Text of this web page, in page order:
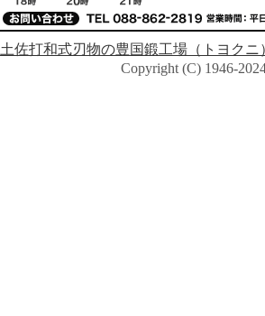
土佐打和式刃物の豊国鍛工場（トヨクニ
Copyright (C) 1946-